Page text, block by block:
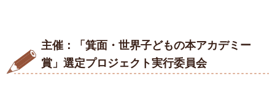
主催：「箕面・世界子どもの本アカデミー
賞」選定プロジェクト実行委員会